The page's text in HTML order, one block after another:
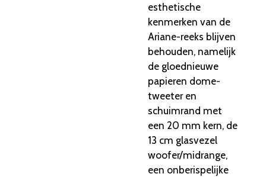
esthetische
kenmerken van de
Ariane-reeks blijven
behouden, namelijk
de gloednieuwe
papieren dome-
tweeter en
schuimrand met
een 20 mm kern, de
13 cm glasvezel
woofer/midrange,
een onberispelijke